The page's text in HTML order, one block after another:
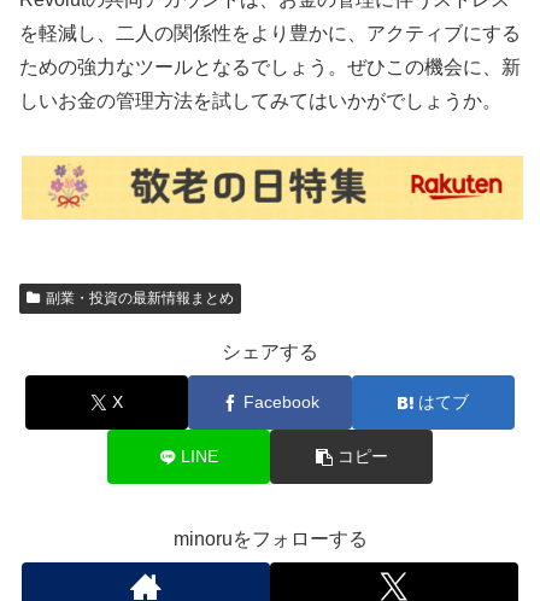
を軽減し、二人の関係性をより豊かに、アクティブにする
ための強力なツールとなるでしょう。ぜひこの機会に、新
しいお金の管理方法を試してみてはいかがでしょうか。
副業・投資の最新情報まとめ
シェアする
X Facebook はてブ
LINE コピー
minoruをフォローする